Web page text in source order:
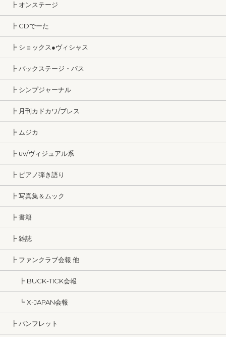
┣ オンステージ
┣ CDでーた
┣ ショックス●ヴィシャス
┣ バックステージ・パス
┣ シンプジャーナル
┣ 月刊カドカワ/ブレス
┣ ムジカ
┣ uv/ヴィジュアル系
┣ ピアノ弾き語り
┣ 写真集＆ムック
┣ 書籍
┣ 雑誌
┣ ファンクラブ会報 他
┣ BUCK-TICK会報
┗ X-JAPAN会報
┣ パンフレット